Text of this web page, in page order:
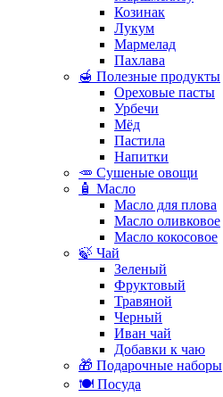
Козинак
Лукум
Мармелад
Пахлава
🍯 Полезные продукты
Ореховые пасты
Урбечи
Мёд
Пастила
Напитки
🥕 Сушеные овощи
🧴 Масло
Масло для плова
Масло оливковое
Масло кокосовое
🍃 Чай
Зеленый
Фруктовый
Травяной
Черный
Иван чай
Добавки к чаю
🎁 Подарочные наборы
🍽️ Посуда